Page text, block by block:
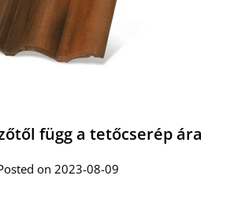
függ a tetőcserép ára
on 2023-08-09